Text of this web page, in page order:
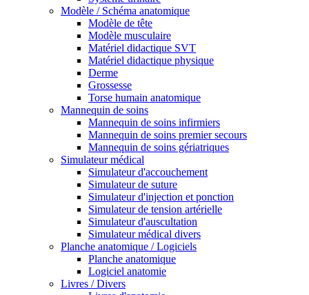
Modèle / Schéma anatomique
Modèle de tête
Modèle musculaire
Matériel didactique SVT
Matériel didactique physique
Derme
Grossesse
Torse humain anatomique
Mannequin de soins
Mannequin de soins infirmiers
Mannequin de soins premier secours
Mannequin de soins gériatriques
Simulateur médical
Simulateur d'accouchement
Simulateur de suture
Simulateur d'injection et ponction
Simulateur de tension artérielle
Simulateur d'auscultation
Simulateur médical divers
Planche anatomique / Logiciels
Planche anatomique
Logiciel anatomie
Livres / Divers